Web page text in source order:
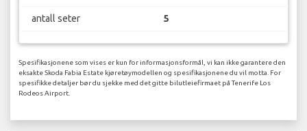
antall seter 5
Spesifikasjonene som vises er kun for informasjonsformål, vi kan ikke garantere den
eksakte Skoda Fabia Estate kjøretøymodellen og spesifikasjonene du vil motta. For
spesifikke detaljer bør du sjekke med det gitte bilutleiefirmaet på Tenerife Los
Rodeos Airport.